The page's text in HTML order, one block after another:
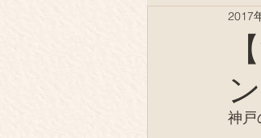
薪の陶芸
2017
神戸